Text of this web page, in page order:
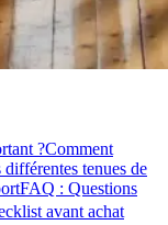
?Comment
différentes tenues de
FAQ : Questions
avant achat